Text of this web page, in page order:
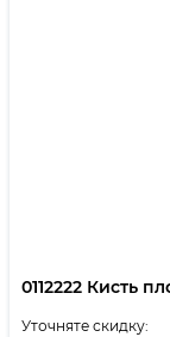
0112222 Кисть
Уточняте скидку: